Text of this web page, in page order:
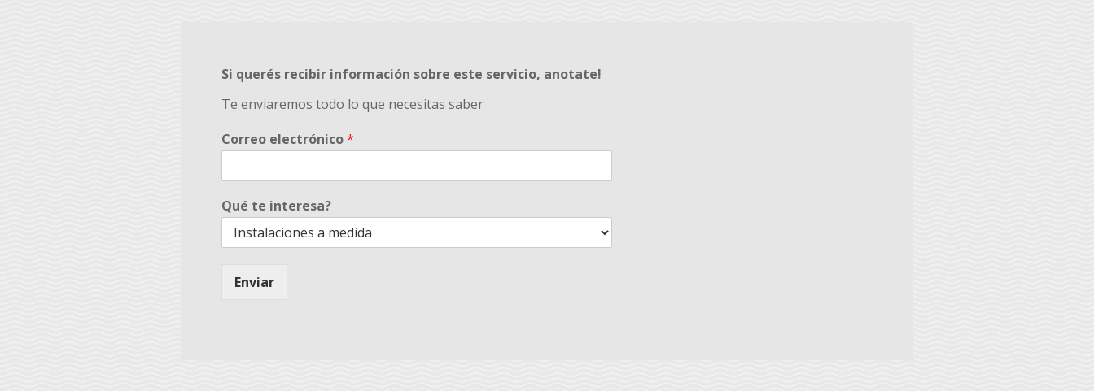
Si querés recibir información sobre este servicio, anotate!
Te enviaremos todo lo que necesitas saber
Correo electrónico*
Qué te interesa?
Enviar